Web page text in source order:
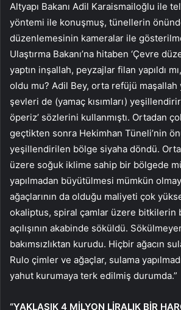
Altyapı Bakanı Adil Karaismailoğlu ile
yöntemi ile konuşmuş, tünellerin
düzenlemesinin kameralar ile
Ulaştırma Bakanı’na hitaben ‘Çevre
yaptın inşallah, peyzajlar filan yapıldı
oldu mu? Adil Bey, orta refüjü
şevleri de (yamaç kısımları)
öperiz’ sözlerini kullanmıştı. Ortadan
geçtikten sonra Hekimhan Tüneli’nin
yeşillendirilen bölge siyaha döndü.
üzere soğuk iklime sahip bir bölgede
yapılmadan büyütülmesi mümkün
ağaçlarının da olduğu maliyeti çok
okaliptus, spiral çamlar üzere bitkilerin
açılışının akabinde söküldü.
bakımsızlıktan kurudu. Hiçbir ağacın
Rulo çimler ve ağaçlar, sulama
yahut kurumaya terk edilmiş durumda.”
“YAKLAŞIK 4 MİLYON LİRALIK BİR